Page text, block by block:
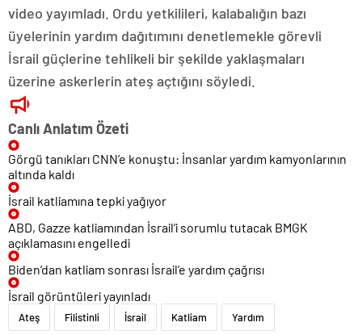
video yayımladı. Ordu yetkilileri, kalabalığın bazı
üyelerinin yardım dağıtımını denetlemekle görevli
İsrail güçlerine tehlikeli bir şekilde yaklaşmaları
üzerine askerlerin ateş açtığını söyledi.
Canlı Anlatım Özeti
Görgü tanıkları CNN’e konuştu: İnsanlar yardım kamyonlarının
altında kaldı
İsrail katliamına tepki yağıyor
ABD, Gazze katliamından İsrail’i sorumlu tutacak BMGK
açıklamasını engelledi
Biden’dan katliam sonrası İsrail’e yardım çağrısı
İsrail görüntüleri yayınladı
Ateş Filistinli İsrail Katliam Yardım